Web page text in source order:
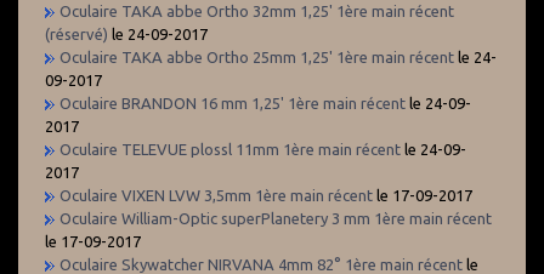
Oculaire TAKA abbe Ortho 32mm 1,25' 1ère main récent
(réservé) le 24-09-2017
Oculaire TAKA abbe Ortho 25mm 1,25' 1ère main récent le 24-
09-2017
Oculaire BRANDON 16 mm 1,25' 1ère main récent le 24-09-
2017
Oculaire TELEVUE plossl 11mm 1ère main récent le 24-09-
2017
Oculaire VIXEN LVW 3,5mm 1ère main récent le 17-09-2017
Oculaire William-Optic superPlanetery 3 mm 1ère main récent
le 17-09-2017
Oculaire Skywatcher NIRVANA 4mm 82° 1ère main récent le